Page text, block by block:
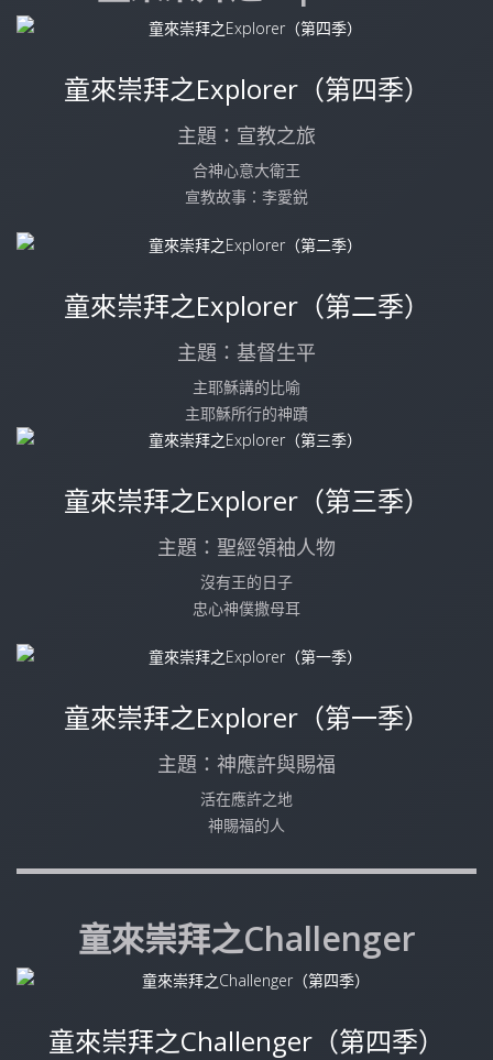
童來崇拜之Explorer（第四季）
主題：宣教之旅
合神心意大衛王
宣教故事：李愛鋭
童來崇拜之Explorer（第二季）
主題：基督生平
主耶穌講的比喻
主耶穌所行的神蹟
童來崇拜之Explorer（第三季）
主題：聖經領袖人物
沒有王的日子
忠心神僕撒母耳
童來崇拜之Explorer（第一季）
主題：神應許與賜福
活在應許之地
神賜福的人
童來崇拜之Challenger
童來崇拜之Challenger（第四季）